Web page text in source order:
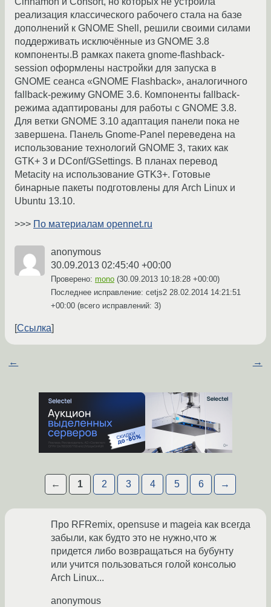
реализация классического рабочего стала на базе
дополнений к GNOME Shell, решили своими силами
поддерживать исключённые из GNOME 3.8
компоненты.В рамках пакета gnome-flashback-
session оформлены настройки для запуска в
GNOME сеанса «GNOME Flashback», аналогичного
fallback-режиму GNOME 3.6. Компоненты fallback-
режима адаптированы для работы с GNOME 3.8.
Для ветки GNOME 3.10 адаптация панели пока не
завершена. Панель Gnome-Panel переведена на
использование технологий GNOME 3, таких как
GTK+ 3 и DConf/GSettings. В планах перевод
Metacity на использование GTK3+. Готовые
бинарные пакеты подготовлены для Arch Linux и
Ubuntu 13.10.
>>> По материалам opennet.ru
anonymous
30.09.2013 02:45:40 +00:00
Проверено: mono (30.09.2013 10:18:28 +00:00)
Последнее исправление: cetjs2 28.02.2014 14:21:51
+00:00 (всего исправлений: 3)
Ссылка
← →
← 1 2 3 4 5 6 →
Про RFRemix, opensuse и mageia как всегда
забыли, как будто это не нужно,что ж
придется либо возвращаться на бубунту
или учится пользоваться голой консолью
Arch Linux...
anonymous